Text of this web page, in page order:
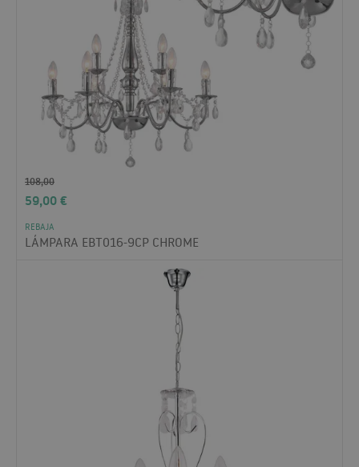
108,00
59,00€
REBAJA
LÁMPARA EBT016-9CP CHROME